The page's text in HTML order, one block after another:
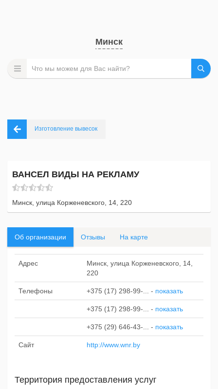
Минск
Изготовление вывесок
ВАНСЕЛ ВИДЫ НА РЕКЛАМУ
Минск, улица Корженевского, 14, 220
Об организации Отзывы На карте
Адрес
Минск, улица Корженевского, 14,
220
Телефоны +375 (17) 298-99-... - показать
+375 (17) 298-99-... - показать
+375 (29) 646-43-... - показать
Сайт http://www.wnr.by
Территория предоставления услуг